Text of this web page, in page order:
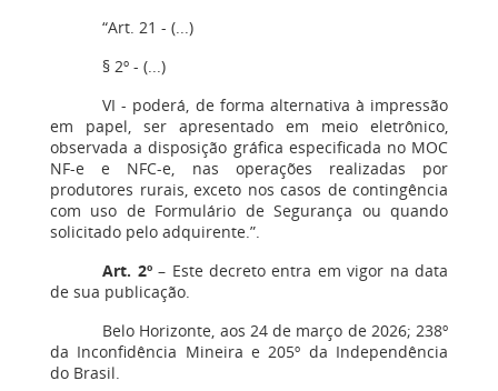
“Art. 21 ‒ (...)
§ 2º ‒ (...)
VI ‒ poderá, de forma alternativa à impressão
em papel, ser apresentado em meio eletrônico,
observada a disposição gráfica especificada no MOC
NF-e e NFC-e, nas operações realizadas por
produtores rurais, exceto nos casos de contingência
com uso de Formulário de Segurança ou quando
solicitado pelo adquirente.”.
Art. 2º– Este decreto entra em vigor na data
de sua publicação.
Belo Horizonte, aos 24 de março de 2026; 238º
da Inconfidência Mineira e 205º da Independência
do Brasil.